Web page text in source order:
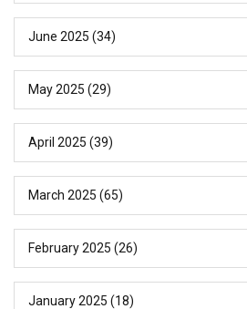
June 2025 (34)
May 2025 (29)
April 2025 (39)
March 2025 (65)
February 2025 (26)
January 2025 (18)